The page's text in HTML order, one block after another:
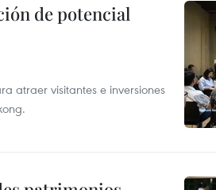
de potencial
atraer visitantes e inversiones